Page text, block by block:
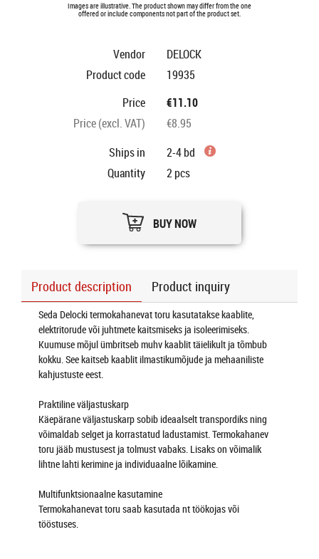
Images are illustrative. The product shown may differ from the one
offered or include components not part of the product set.
Vendor
DELOCK
Product code
19935
Price
€11.10
Price (excl. VAT)
€8.95
Ships in
2-4 bd
Quantity
2pcs
BUY NOW
Product description Product inquiry
Seda Delocki termokahanevat toru kasutatakse kaablite,
elektritorude või juhtmete kaitsmiseks ja isoleerimiseks.
Kuumuse mõjul ümbritseb muhv kaablit täielikult ja tõmbub
kokku. See kaitseb kaablit ilmastikumõjude ja mehaaniliste
kahjustuste eest.
Praktiline väljastuskarp
Käepärane väljastuskarp sobib ideaalselt transpordiks ning
võimaldab selget ja korrastatud ladustamist. Termokahanev
toru jääb mustusest ja tolmust vabaks. Lisaks on võimalik
lihtne lahti kerimine ja individuaalne lõikamine.
Multifunktsionaalne kasutamine
Termokahanevat toru saab kasutada nt töökojas või
tööstuses.